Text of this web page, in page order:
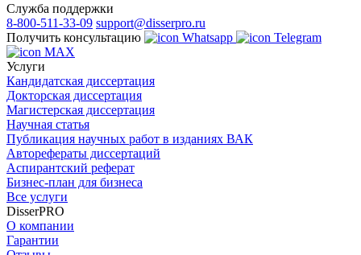
Служба поддержки
8-800-511-33-09 support@disserpro.ru
Получить консультацию
Whatsapp
Telegram
MAX
Услуги
Кандидатская диссертация
Докторская диссертация
Магистерская диссертация
Научная статья
Публикация научных работ в изданиях ВАК
Авторефераты диссертаций
Аспирантский реферат
Бизнес-план для бизнеса
Все услуги
DisserPRO
О компании
Гарантии